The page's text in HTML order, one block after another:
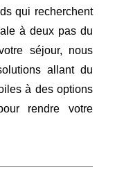
qui recherchent
à deux pas du
séjour, nous
allant du
à des options
rendre votre